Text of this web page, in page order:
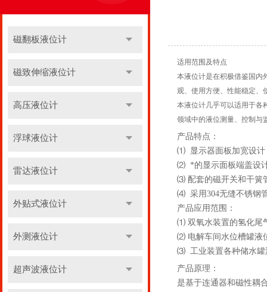
磁翻板液位计
磁致伸缩液位计
高压液位计
浮球液位计
雷达液位计
外贴式液位计
外测液位计
超声波液位计
适用范围及特点
本液位计是在积极借鉴国内
观、使用方便、性能稳定、
本液位计几乎可以适用于各
领域中的液位测量、控制与
产品特点：
⑴ 显示器面板加宽设计
⑵ *的显示面板端盖设
⑶ 配套的磁开关和干簧
⑷ 采用304无缝不锈钢
产品应用范围：
⑴ 双氧水装置的氢化尾
⑵ 电解车间水位槽罐液
⑶ 工业装置各种储水罐
产品原理：
是基于连通器和磁性耦